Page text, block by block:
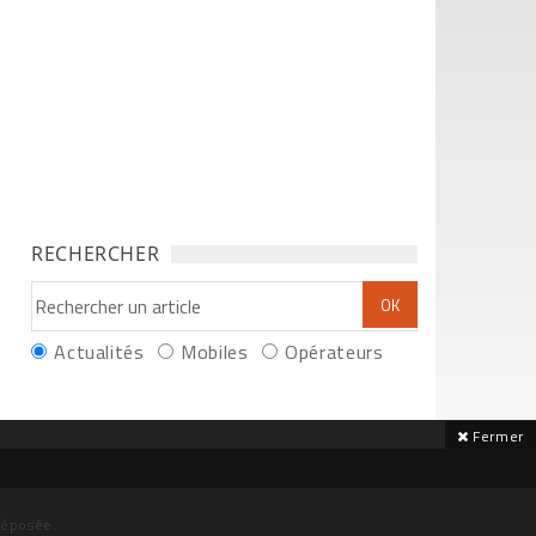
RECHERCHER
Actualités Mobiles Opérateurs
Fermer